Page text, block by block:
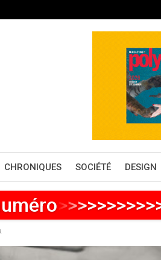
CHRONIQUES SOCIÉTÉ DESIGN
>>>>>>>>>>